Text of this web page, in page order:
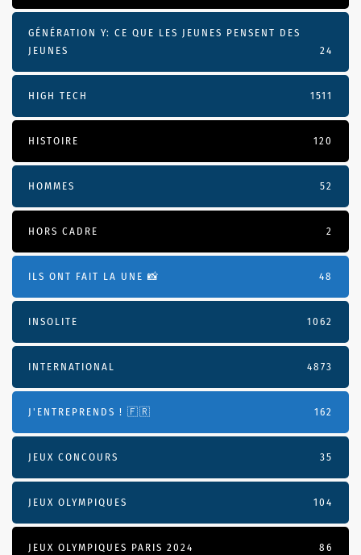
GÉNÉRATION Y: CE QUE LES JEUNES PENSENT DES
JEUNES
24
HIGH TECH 1511
HISTOIRE 120
HOMMES 52
HORS CADRE 2
ILS ONT FAIT LA UNE 📸 48
INSOLITE 1062
INTERNATIONAL 4873
J'ENTREPRENDS ! 🇫🇷 162
JEUX CONCOURS 35
JEUX OLYMPIQUES 104
JEUX OLYMPIQUES PARIS 2024 86